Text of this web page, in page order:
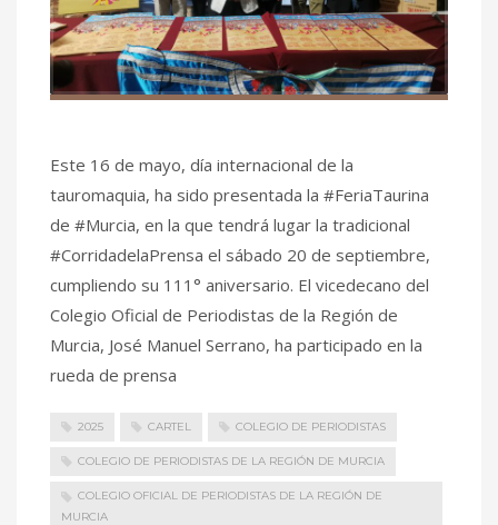
Este 16 de mayo, día internacional de la
tauromaquia, ha sido presentada la #FeriaTaurina
de #Murcia, en la que tendrá lugar la tradicional
#CorridadelaPrensa el sábado 20 de septiembre,
cumpliendo su 111° aniversario. El vicedecano del
Colegio Oficial de Periodistas de la Región de
Murcia, José Manuel Serrano, ha participado en la
rueda de prensa
2025 CARTEL COLEGIO DE PERIODISTAS
COLEGIO DE PERIODISTAS DE LA REGIÓN DE MURCIA
COLEGIO OFICIAL DE PERIODISTAS DE LA REGIÓN DE
MURCIA